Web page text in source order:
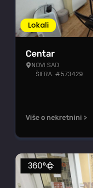
Lokali
Centar
NOVI SAD
ŠIFRA: #573429
Više o nekretnini >
360°